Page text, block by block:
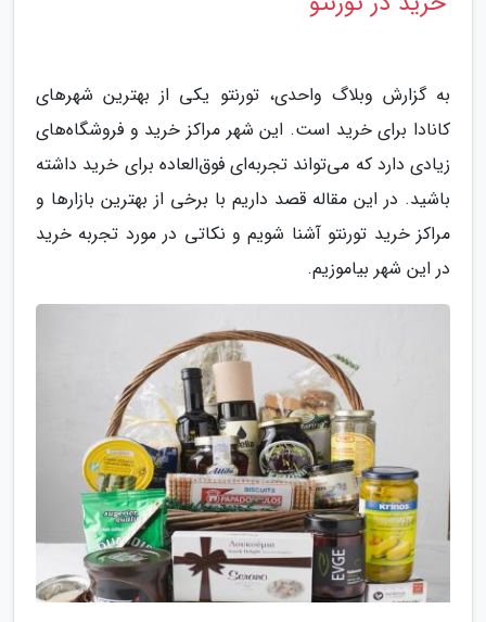
به گزارش وبلاگ واحدی، تورنتو یکی از بهترین شهرهای
کانادا برای خرید است. این شهر مراکز خرید و فروشگاه‌های
زیادی دارد که می‌تواند تجربه‌ای فوق‌العاده برای خرید داشته
باشید. در این مقاله قصد داریم با برخی از بهترین بازارها و
مراکز خرید تورنتو آشنا شویم و نکاتی در مورد تجربه خرید
در این شهر بیاموزیم.